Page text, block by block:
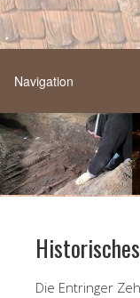
Historisches
Die Entringer